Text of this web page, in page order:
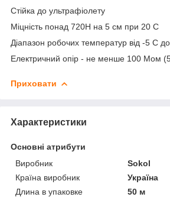
Стійка до ультрафіолету
Міцність понад 720Н на 5 см при 20 С
Діапазон робочих температур від -5 С
Електричний опір - не менше 100 Мом
Приховати
Характеристики
Основні атрибути
Виробник
Sokol
Країна виробник
Україна
Длина в упаковке
50 м